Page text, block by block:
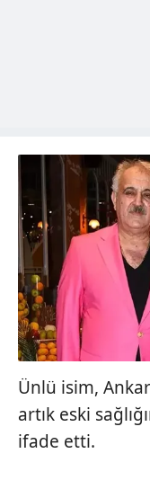
Ünlü isim,
artık eski
ifade etti.